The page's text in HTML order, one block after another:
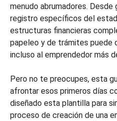
menudo abrumadores.
registro específicos del
estructuras financieras
papeleo y de trámites puede
incluso al emprendedor más
Pero no te preocupes, esta
afrontar esos primeros días
diseñado esta plantilla para
proceso de creación de una